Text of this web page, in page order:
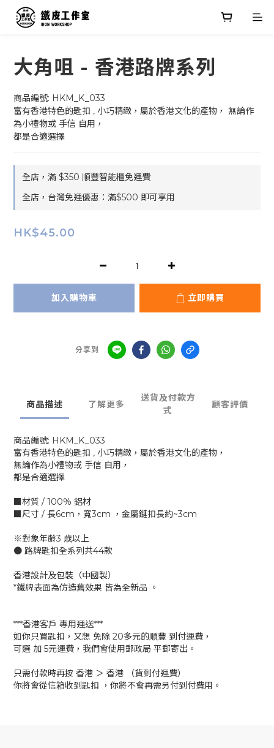
大角咀 - 香港路牌系列
商品編號: HKM_K_033
富有香港特色的匙扣 , 小巧精緻，屬於香港文化的產物， 無論作
為小禮物或 手信 自用，
都是合適選擇
全店，滿 $350 順豐智能櫃免運費
全店，台灣免運優惠：滿$500 即可享用
HK$45.00
加入購物車 立即購買
分享到
商品描述 了解更多
送貨及付款方
式
顧客評價
商品編號: HKM_K_033
富有香港特色的匙扣 , 小巧精緻，屬於香港文化的產物，
無論作為小禮物或 手信 自用，
都是合適選擇
■材質 / 100％ 鋁材
■尺寸 / 長6cm，寬3cm ，金屬鏈扣長約~3cm
※對象年齢3 歳以上
● 路牌匙扣全系列共44款
香港設計及包裝（中國製）
*鐵牌表面為仿造舊效果 皆為全新品 。
***香港客戶 專用運送***
如你只買匙扣，又想 免除 20多元的順豐 到付運費，
可選 加 5元運費，我們會使用郵政局 平郵寄出。
只需付款時再按 香港 ＞ 香港 （貨到付運費）
你將會從信箱收到匙扣 ，你將不會再需另付到付費用。